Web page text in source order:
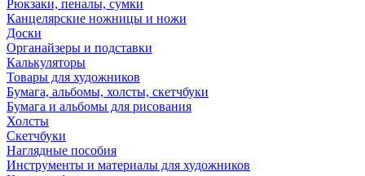
Рюкзаки, пеналы, сумки
Канцелярские ножницы и ножи
Доски
Органайзеры и подставки
Калькуляторы
Товары для художников
Бумага, альбомы, холсты, скетчбуки
Бумага и альбомы для рисования
Холсты
Скетчбуки
Наглядные пособия
Инструменты и материалы для художников